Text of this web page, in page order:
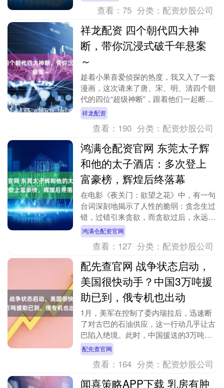
查看：75 分类： 配资炒股公司
祥龙配资 四个朝代四大神
断，带你沉浸式破千年悬案
～
趁着小果喜爱侦探的热度，我又入了一套
漫画，这次请来了唐、宋、明、清四个朝
代的四位“超级神断”，跟着他们一起断神
案、解谜团、显智慧，酷炫的漫画，还原
案发现场，独家....
祥龙配资
查看： 190 分类： 配资炒股公司
鸿满仓配资官网 东莞太子辉
和他的太子酒店：多次登上
富豪榜，辉煌后终落幕
在电影《夜关门：欲望之花》中，有一句
台词深刻地揭示了人性的脆弱：贪念生过
错，过错引来贪欲，而贪欲过后，永远跟
着后悔。可是后悔无法挽回。这句话像一
把利刃，直击人心....
鸿满仓配资官网
查看： 127 分类： 配资炒股公司
配先查官网 战争状态启动，
美国很快动手？中国3万吨援
助已到，俄专机也出动
1月，美军在控制了委内瑞拉后，迅速断
了对古巴的石油供应，这一行动几乎让古
巴陷入绝境。此时，中国援送的3万吨大
米抵达哈瓦那港，这批粮食的到来，犹如
在即将爆发的火山....
配先查官网
查看： 164 分类： 配资炒股公司
闻喜策略APP下载 乳房有肿